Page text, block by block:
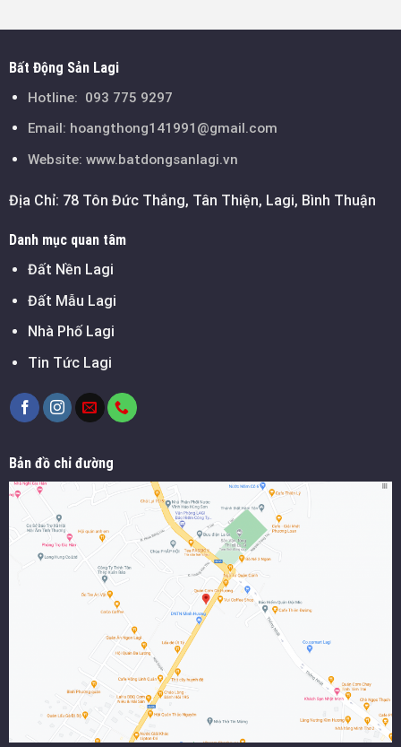
Bất Động Sản Lagi
Hotline: 093 775 9297
Email: hoangthong141991@gmail.com
Website: www.batdongsanlagi.vn
Địa Chỉ: 78 Tôn Đức Thắng, Tân Thiện, Lagi, Bình Thuận
Danh mục quan tâm
Đất Nền Lagi
Đất Mẫu Lagi
Nhà Phố Lagi
Tin Tức Lagi
Bản đồ chỉ đường